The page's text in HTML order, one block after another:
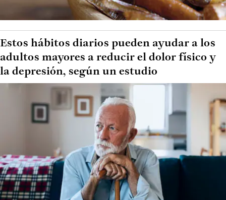
Estos hábitos diarios pueden ayudar a los
adultos mayores a reducir el dolor físico y
la depresión, según un estudio